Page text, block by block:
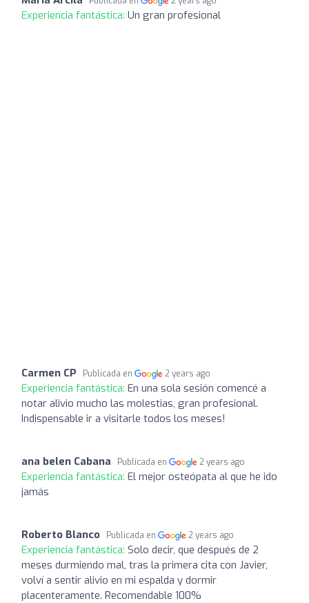
Experiencia fantástica: Un gran profesional
Carmen CP Publicada en 2 years ago
Experiencia fantástica: En una sola sesión comencé a
notar alivio mucho las molestias, gran profesional.
Indispensable ir a visitarle todos los meses!
ana belen Cabana Publicada en 2 years ago
Experiencia fantástica: El mejor osteópata al que he ido
jamás
Roberto Blanco Publicada en 2 years ago
Experiencia fantástica: Solo decir, que después de 2
meses durmiendo mal, tras la primera cita con Javier,
volví a sentir alivio en mi espalda y dormir
placenteramente. Recomendable 100%